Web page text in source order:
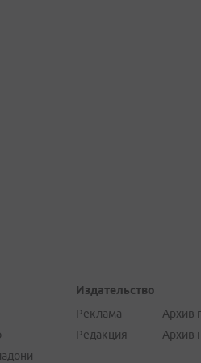
Издательство
Реклама
Редакция
Архив
Архив